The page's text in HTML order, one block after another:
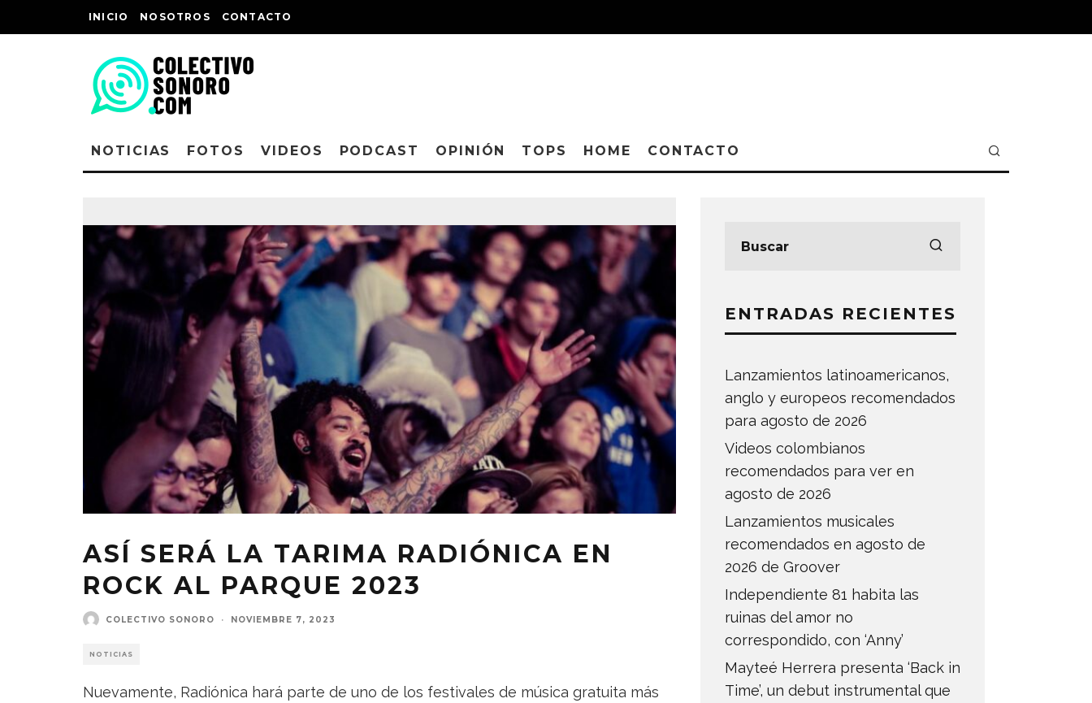
INICIO NOSOTROS CONTACTO
NOTICIAS FOTOS VIDEOS PODCAST OPINIÓN TOPS HOME CONTACTO
ASÍ SERÁ LA TARIMA RADIÓNICA EN
ROCK AL PARQUE 2023
COLECTIVO SONORO · NOVIEMBRE 7, 2023
NOTICIAS
Nuevamente, Radiónica hará parte de uno de los festivales de música gratuita más
ENTRADAS RECIENTES
Lanzamientos latinoamericanos,
anglo y europeos recomendados
para agosto de 2026
Videos colombianos
recomendados para ver en
agosto de 2026
Lanzamientos musicales
recomendados en agosto de
2026 de Groover
Independiente 81 habita las
ruinas del amor no
correspondido, con ‘Anny’
Mayteé Herrera presenta ‘Back in
Time’, un debut instrumental que